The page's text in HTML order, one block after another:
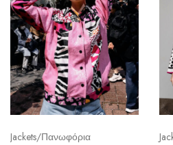
Jackets/Πανωφόρια